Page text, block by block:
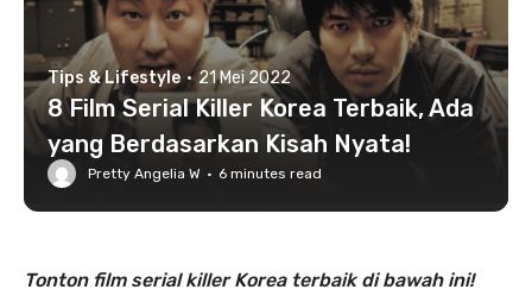
Tips & Lifestyle · 21 Mei 2022
8 Film Serial Killer Korea Terbaik, Ada
yang Berdasarkan Kisah Nyata!
Pretty Angelia W · 6 minutes read
Tonton film serial killer Korea terbaik di bawah ini!